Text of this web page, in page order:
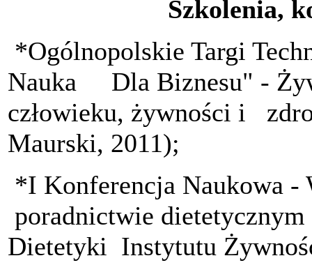
Szkolenia,
*Ogólnopolskie Targi
Nauka Dla Biznesu" -
człowieku, żywności i
Maurski, 2011);
*I Konferencja Naukowa
poradnictwie
Dietetyki Instytutu